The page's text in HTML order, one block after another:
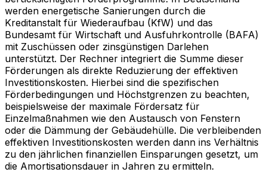
werden energetische Sanierungen durch die
Kreditanstalt für Wiederaufbau (KfW) und das
Bundesamt für Wirtschaft und Ausfuhrkontrolle (BAFA)
mit Zuschüssen oder zinsgünstigen Darlehen
unterstützt. Der Rechner integriert die Summe dieser
Förderungen als direkte Reduzierung der effektiven
Investitionskosten. Hierbei sind die spezifischen
Förderbedingungen und Höchstgrenzen zu beachten,
beispielsweise der maximale Fördersatz für
Einzelmaßnahmen wie den Austausch von Fenstern
oder die Dämmung der Gebäudehülle. Die verbleibenden
effektiven Investitionskosten werden dann ins Verhältnis
zu den jährlichen finanziellen Einsparungen gesetzt, um
die Amortisationsdauer in Jahren zu ermitteln.